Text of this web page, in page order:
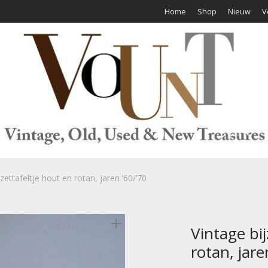
Home Shop Nieuw
hout en rotan, jaren ’60/’70
Vintage
rotan,